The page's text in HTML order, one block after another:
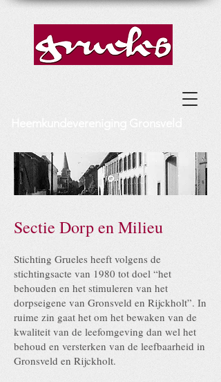
Heemkundevereniging Gronsveld
Sectie Dorp en Milieu
Stichting Grueles heeft volgens de
stichtingsacte van 1980 tot doel “het
behouden en het stimuleren van het
dorpseigene van Gronsveld en Rijckholt”. In
ruime zin gaat het om het bewaken van de
kwaliteit van de leefomgeving dan wel het
behoud en versterken van de leefbaarheid in
Gronsveld en Rijckholt.